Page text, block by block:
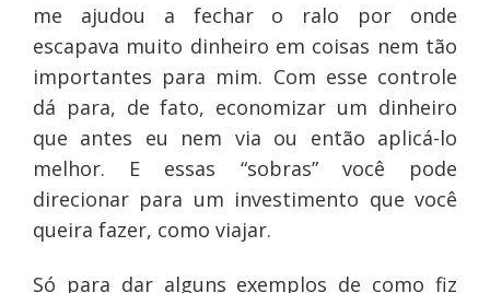
me ajudou a fechar o ralo por onde
escapava muito dinheiro em coisas nem tão
importantes para mim. Com esse controle
dá para, de fato, economizar um dinheiro
que antes eu nem via ou então aplicá-lo
melhor. E essas “sobras” você pode
direcionar para um investimento que você
queira fazer, como viajar.
Só para dar alguns exemplos de como fiz